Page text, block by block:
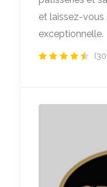
et laissez-vous
exceptionnelle.